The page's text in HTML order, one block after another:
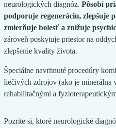
neurologických diagnóz. Pôsobí
podporuje regeneráciu, zlepšuje
zmierňuje bolesť a znižuje
zároveň poskytuje priestor na
zlepšenie kvality života.
Špeciálne navrhnuté procedúry
liečivých zdrojov (ako je minerálna
rehabilitačnými a
Pozrite si, ktoré neurologické